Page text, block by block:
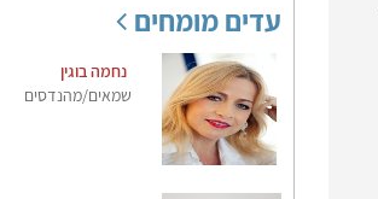
עדים מומחים
נחמה בוגין
שמאים/מהנדסים